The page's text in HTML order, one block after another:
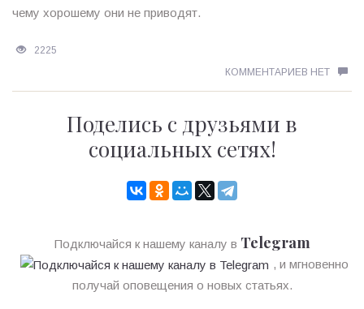
чему хорошему они не приводят.
2225
КОММЕНТАРИЕВ НЕТ
Поделись с друзьями в
социальных сетях!
Подключайся к нашему каналу в Telegram
, и мгновенно
получай оповещения о новых статьях.